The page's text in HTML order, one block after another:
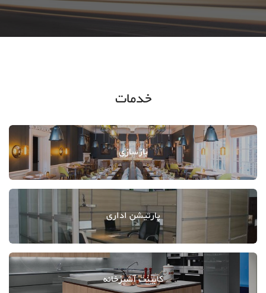
خدمات
بازسازی
پارتیشن اداری
کابینت آشپزخانه